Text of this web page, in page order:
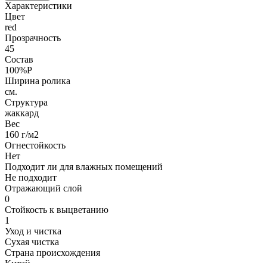
Характеристики
Цвет
red
Прозрачность
45
Состав
100%P
Ширина ролика
см.
Структура
жаккард
Вес
160 г/м2
Огнестойкость
Нет
Подходит ли для влажных помещений
Не подходит
Отражающий слой
0
Стойкость к выцветанию
1
Уход и чистка
Сухая чистка
Страна происхождения